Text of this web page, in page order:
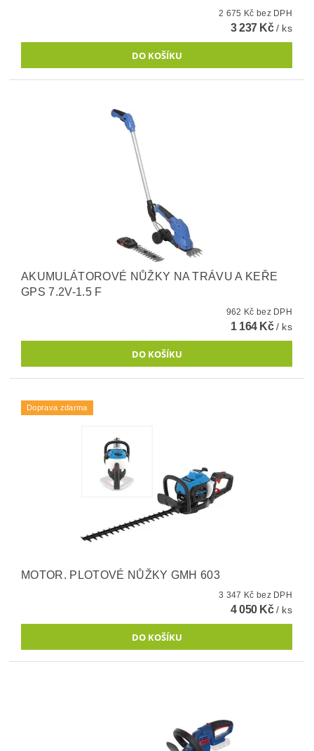
2 675 Kč bez DPH
3 237 Kč/ ks
AKUMULÁTOROVÉ NŮŽKY NA TRÁVU A KEŘE
GPS 7.2V-1.5 F
962 Kč bez DPH
1 164 Kč/ ks
Doprava zdarma
MOTOR. PLOTOVÉ NŮŽKY GMH 603
3 347 Kč bez DPH
4 050 Kč/ ks